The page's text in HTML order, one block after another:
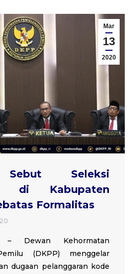
Mar
13
2020
Sebut Seleksi
di Kabupaten
Formalitas
– Dewan Kehormatan
(DKPP) menggelar
dugaan pelanggaran kode